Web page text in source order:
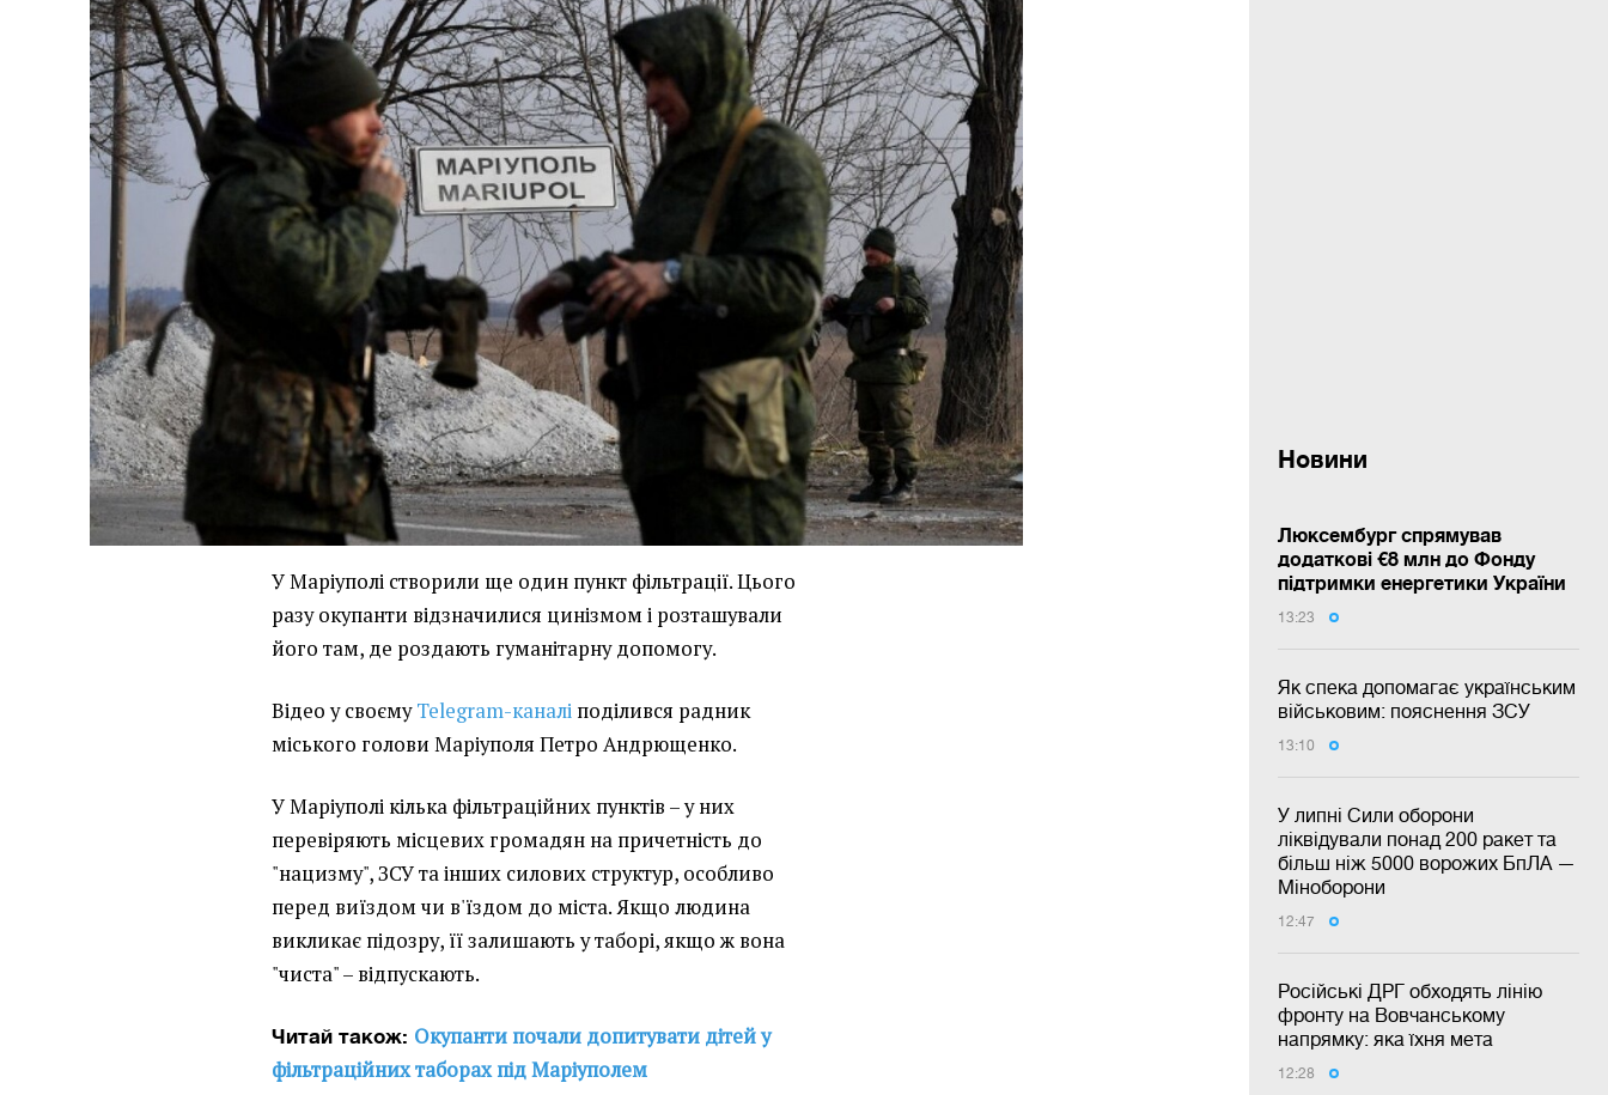
Новини
Люксембург спрямував
додаткові €8 млн до Фонду
підтримки енергетики України
13:23
Як спека допомагає українським
військовим: пояснення ЗСУ
13:10
У липні Сили оборони
ліквідували понад 200 ракет та
більш ніж 5000 ворожих БпЛА —
Міноборони
12:47
Російські ДРГ обходять лінію
фронту на Вовчанському
напрямку: яка їхня мета
12:28
У Маріуполі створили ще один пункт фільтрації. Цього
разу окупанти відзначилися цинізмом і розташували
його там, де роздають гуманітарну допомогу.
Відео у своємуTelegram-каналі поділився радник
міського голови Маріуполя Петро Андрющенко.
У Маріуполі кілька фільтраційних пунктів – у них
перевіряють місцевих громадян на причетність до
"нацизму", ЗСУ та інших силових структур, особливо
перед виїздом чи в'їздом до міста. Якщо людина
викликає підозру, її залишають у таборі, якщо ж вона
"чиста" – відпускають.
Читай також: Окупанти почали допитувати дітей у
фільтраційних таборах під Маріуполем